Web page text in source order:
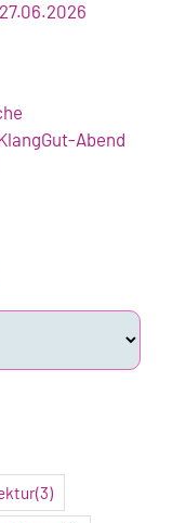
Abend
(3)